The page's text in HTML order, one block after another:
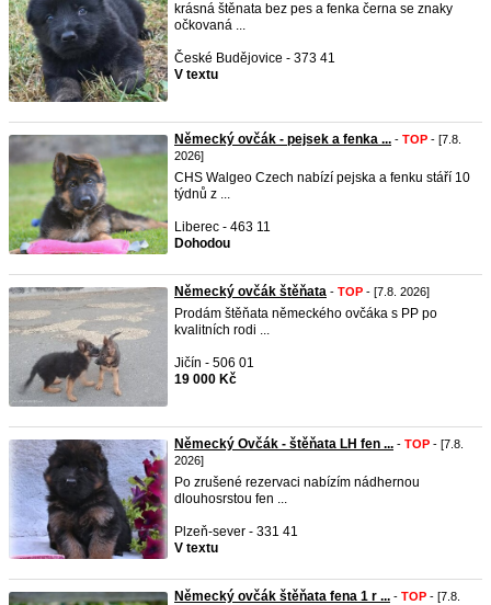
krásná štěnata bez pes a fenka černa se znaky
očkovaná ...
České Budějovice - 373 41
V textu
Německý ovčák - pejsek a fenka ... - TOP - [7.8.
2026]
CHS Walgeo Czech nabízí pejska a fenku stáří 10
týdnů z ...
Liberec - 463 11
Dohodou
Německý ovčák štěňata - TOP - [7.8. 2026]
Prodám štěňata německého ovčáka s PP po
kvalitních rodi ...
Jičín - 506 01
19 000 Kč
Německý Ovčák - štěňata LH fen ... - TOP - [7.8.
2026]
Po zrušené rezervaci nabízím nádhernou
dlouhosrstou fen ...
Plzeň-sever - 331 41
V textu
Německý ovčák štěňata fena 1 r ... - TOP - [7.8.